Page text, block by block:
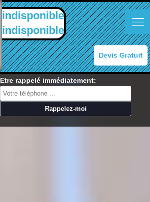
indisponible
indisponible
Devis Gratuit
Etre rappelé immédiatement: